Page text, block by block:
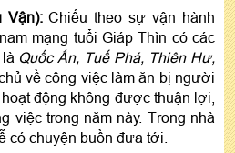
Vận):Chiếu theo sự vận hành
mạng tuổi Giáp Thìn có các
Quốc Ấn, Tuế Phá, Thiên Hư,
về công việc làm ăn bị người
động không được thuận lợi,
việc trong năm này. Trong nhà
có chuyện buồn đưa tới.